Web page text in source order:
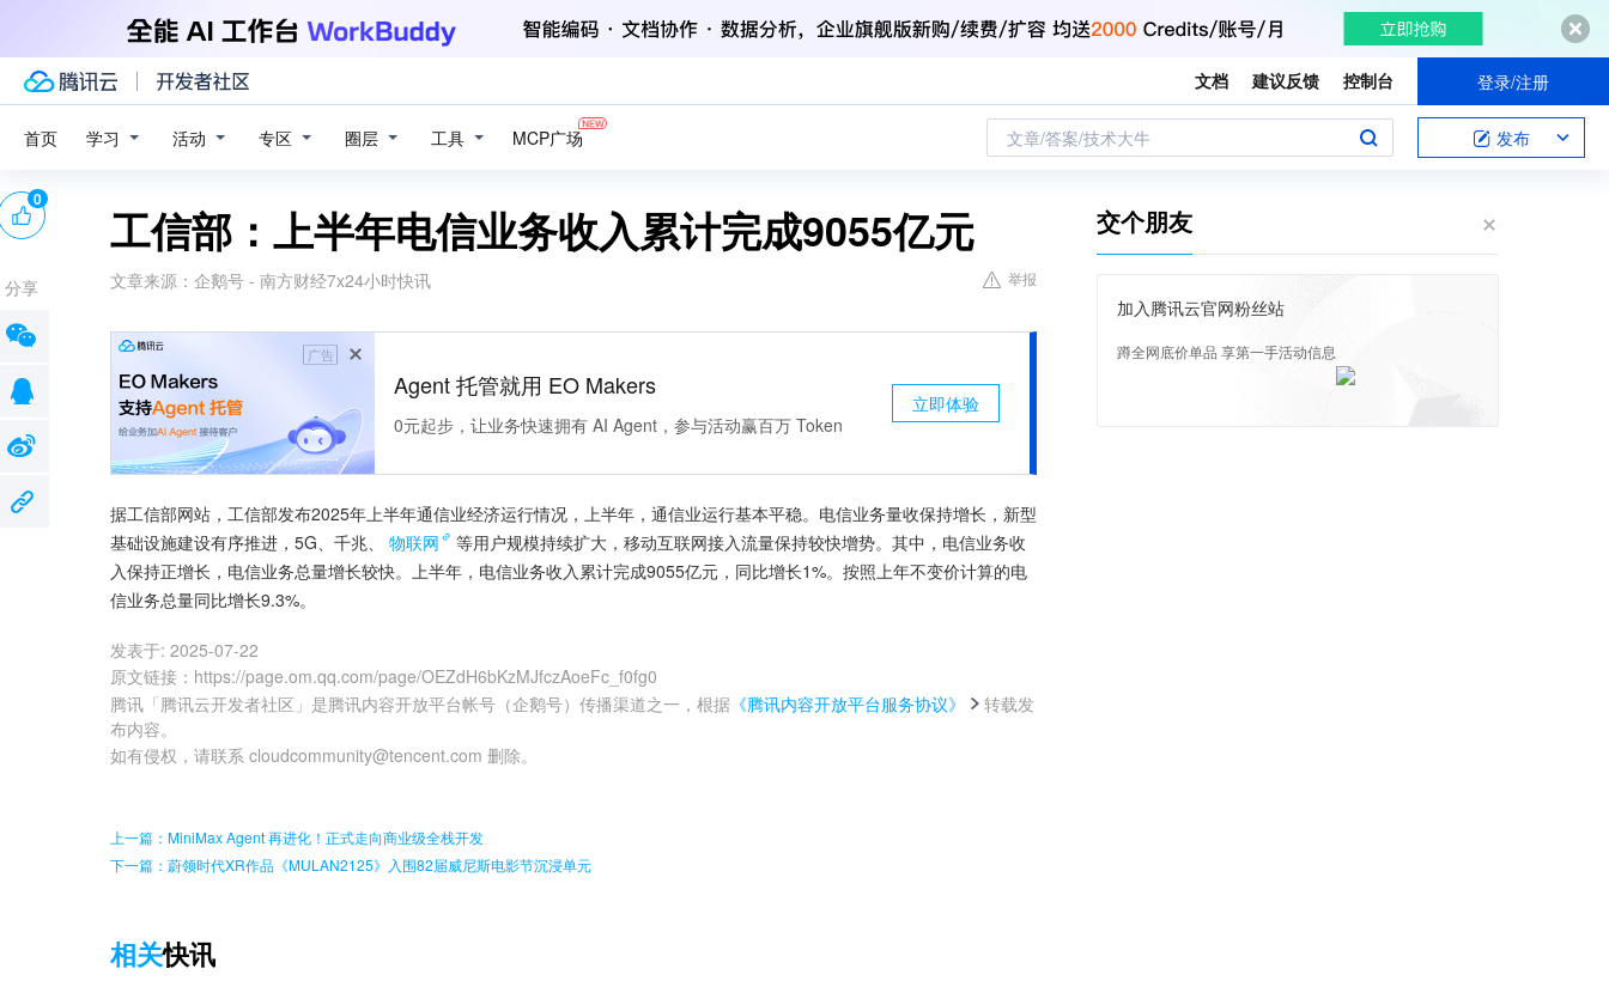
文档 建议反馈 控制台 登录/注册
首页 学习 活动 专区 圈层 工具 MCP广场 文章/答案/技术大牛 发布
工信部：上半年电信业务收入累计完成9055亿元
文章来源： 企鹅号 - 南方财经7x24小时快讯 举报
广告
Agent 托管就用 EO Makers
0元起步，让业务快速拥有 AI Agent，参与活动赢百万 Token
立即体验
据工信部网站，工信部发布2025年上半年通信业经济运行情况，上半年，通信业运行基本平稳。电信业务量收保持增长，新型
基础设施建设有序推进，5G、千兆、
物联网
等用户规模持续扩大，移动互联网接入流量保持较快增势。其中，电信业务收
入保持正增长，电信业务总量增长较快。上半年，电信业务收入累计完成9055亿元，同比增长1%。按照上年不变价计算的电
信业务总量同比增长9.3%。
发表于: 2025-07-22
原文链接 ： https://page.om.qq.com/page/OEZdH6bKzMJfczAoeFc_f0fg0
腾讯「腾讯云开发者社区」是腾讯内容开放平台帐号（企鹅号）传播渠道之一，根据 《腾讯内容开放平台服务协议》
转载发
布内容。
如有侵权，请联系 cloudcommunity@tencent.com 删除。
0
分享
上一篇：MiniMax Agent 再进化！正式走向商业级全栈开发
下一篇：蔚领时代XR作品《MULAN2125》入围82届威尼斯电影节沉浸单元
相关快讯
交个朋友
加入腾讯云官网粉丝站
蹲全网底价单品 享第一手活动信息